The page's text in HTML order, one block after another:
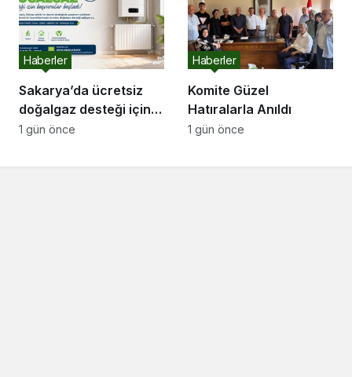
Edemez”
Sakarya’da ücretsiz
doğalgaz desteği için
başvurular başladı
Haberler
1 gün önce
Komite Güzel
Hatıralarla Anıldı
Haberler
1 gün önce